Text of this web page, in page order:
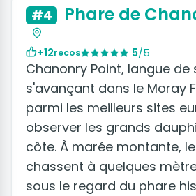
#4 Phare de
+12recos 5/5
Chanonry Point, langue de
s'avançant dans le Moray
parmi les meilleurs sites
observer les grands
côte. À marée montante,
chassent à quelques
sous le regard du phare